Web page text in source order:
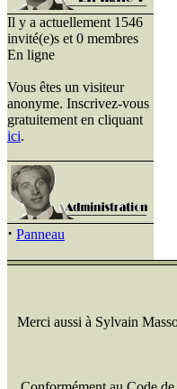
Il y a actuellement 1546
invité(e)s et 0 membres
En ligne
Vous êtes un visiteur
anonyme. Inscrivez-vous
gratuitement en cliquant
ici.
· Panneau
Merci aussi à Sylvain